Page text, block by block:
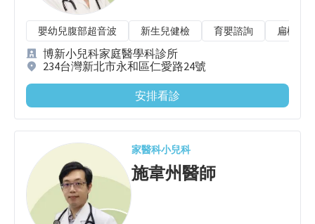
嬰幼兒腹部超音波 新生兒健檢 育嬰諮詢 扁桃腺
博新小兒科家庭醫學科診所
234台灣新北市永和區仁愛路24號
安排看診
家醫科小兒科
施韋州醫師